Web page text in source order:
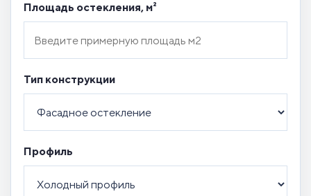
Площадь остекления, м²
Тип конструкции
Профиль